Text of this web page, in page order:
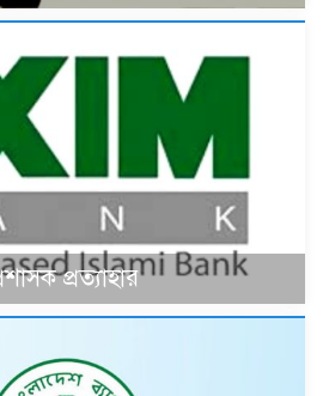
প্রত্যাহার